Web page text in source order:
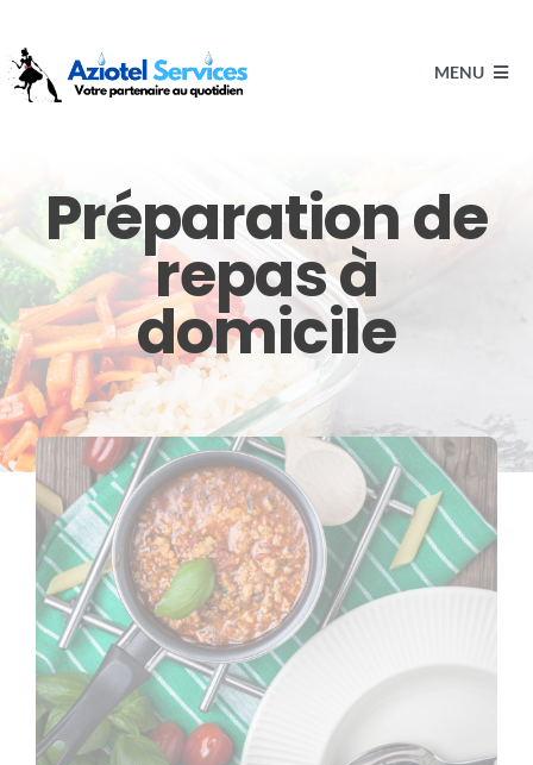
contenu
MENU
SERVICES
Qui est Aziotel-Assistance ?
Aziotel recrute
DEMANDE DE DEVIS
Préparation de
repas à
domicile